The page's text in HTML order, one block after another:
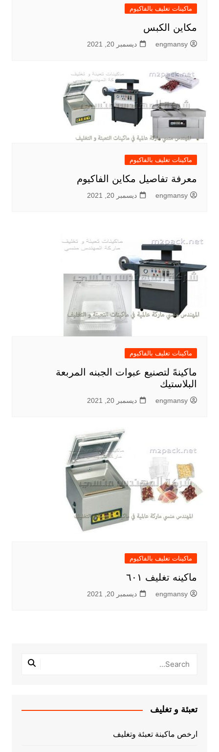
ماكينات تغليف بالفاكيوم
مكاين الكبس
engmansy ديسمبر 20, 2021
ماكينات تغليف بالفاكيوم
معرفة تفاصيل مكاين الفاكيوم
engmansy ديسمبر 20, 2021
ماكينات تغليف بالفاكيوم
ماكينهً لتصنيع عبوات الجبنه المربعة
البلاستيك
engmansy ديسمبر 20, 2021
ماكينات تغليف بالفاكيوم
ماكينه تغليف ٦٠١
engmansy ديسمبر 20, 2021
تعبئة و تغليف
ارخص ماكينة تعبئة وتغليف